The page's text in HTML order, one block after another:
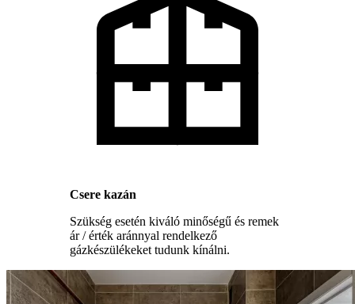
Csere kazán
Szükség esetén kiváló minőségű és remek
ár / érték aránnyal rendelkező
gázkészülékeket tudunk kínálni.